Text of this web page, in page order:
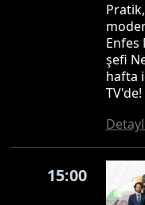
Pratik,
Enfes
şefi
hafta
TV'de!
15:00